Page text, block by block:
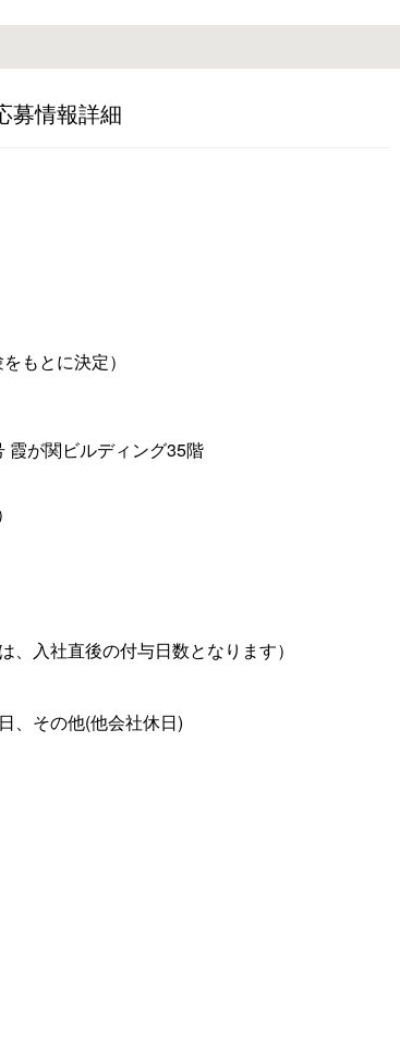
募情報詳細
もとに決定）
霞が関ビルディング35階
入社直後の付与日数となります）
、その他(他会社休日)